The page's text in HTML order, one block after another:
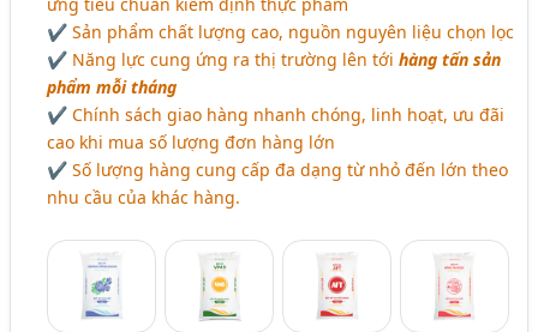
✔ Sản phẩm chất lượng cao, nguồn nguyên liệu chọn lọc
✔ Năng lực cung ứng ra thị trường lên tớihàng tấn sản
phẩm mỗi tháng
✔ Chính sách giao hàng nhanh chóng, linh hoạt, ưu đãi
cao khi mua số lượng đơn hàng lớn
✔ Số lượng hàng cung cấp đa dạng từ nhỏ đến lớn theo
nhu cầu của khác hàng.